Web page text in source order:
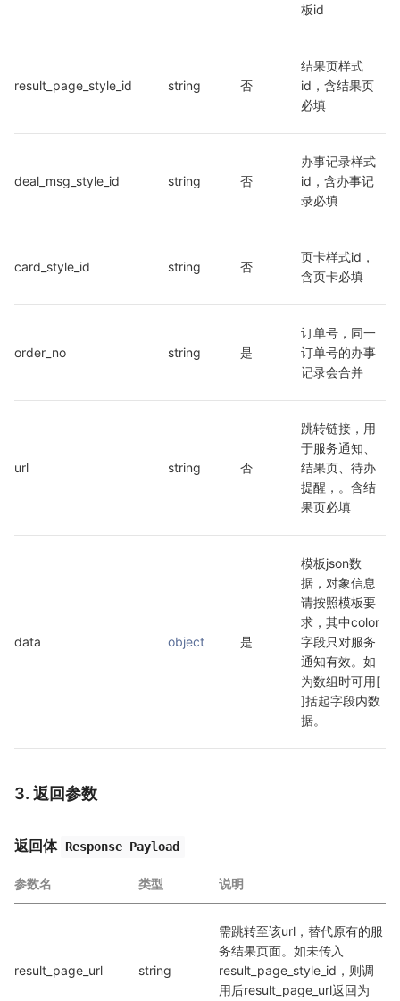
板id
result_page_style_id string 否
结果页样式
id，含结果页
必填
deal_msg_style_id string 否
办事记录样式
id，含办事记
录必填
card_style_id string 否
页卡样式id，
含页卡必填
order_no string 是
订单号，同一
订单号的办事
记录会合并
url string 否
跳转链接，用
于服务通知、
结果页、待办
提醒，。含结
果页必填
data object 是
模板json数
据，对象信息
请按照模板要
求，其中color
字段只对服务
通知有效。如
为数组时可用[
]括起字段内数
据。
3. 返回参数
返回体 Response Payload
参数名 类型 说明
result_page_url string
需跳转至该url，替代原有的服
务结果页面。如未传入
result_page_style_id，则调
用后result_page_url返回为